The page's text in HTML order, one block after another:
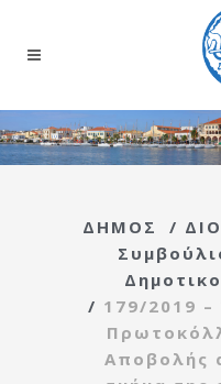
ΔΗΜΟΣ /
/ 179/2019 –
Αποβολής